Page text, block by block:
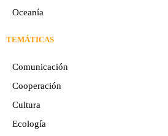
Oceaní­a
TEMÁTICAS
Comunicación
Cooperación
Cultura
Ecología